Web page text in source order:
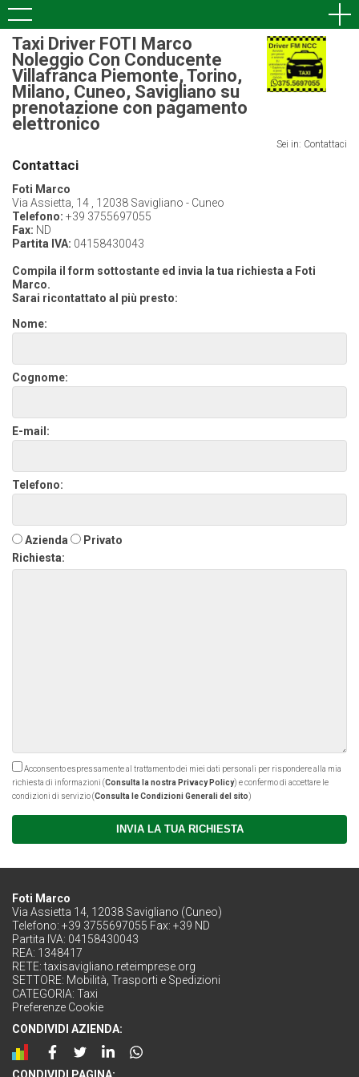
Taxi Driver FOTI Marco
Noleggio Con Conducente
Villafranca Piemonte, Torino,
Milano, Cuneo, Savigliano su
prenotazione con pagamento
elettronico
Sei in: Contattaci
Contattaci
Foti Marco
Via Assietta, 14 , 12038 Savigliano - Cuneo
Telefono: +39 3755697055
Fax: ND
Partita IVA: 04158430043
Compila il form sottostante ed invia la tua richiesta a Foti
Marco.
Sarai ricontattato al più presto:
Nome:
Cognome:
E-mail:
Telefono:
Azienda
Privato
Richiesta:
Acconsento espressamente al trattamento dei miei dati personali per rispondere alla mia
richiesta di informazioni (Consulta la nostra Privacy Policy) e confermo di accettare le
condizioni di servizio (Consulta le Condizioni Generali del sito)
INVIA LA TUA RICHIESTA
Foti Marco
Via Assietta 14, 12038 Savigliano (Cuneo)
Telefono: +39 3755697055 Fax: +39 ND
Partita IVA: 04158430043
REA: 1348417
RETE:taxisavigliano.reteimprese.org
SETTORE: Mobilità, Trasporti e Spedizioni
CATEGORIA: Taxi
Preferenze Cookie
CONDIVIDI AZIENDA: